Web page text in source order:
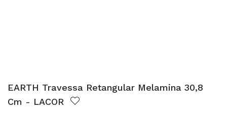
EARTH Travessa Retangular Melamina 30,8
Cm - LACOR